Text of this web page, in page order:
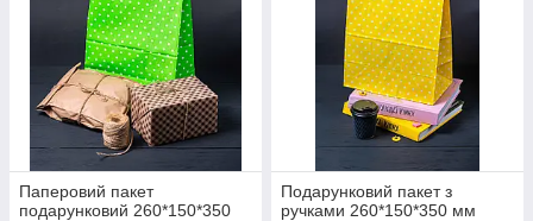
Паперовий пакет
подарунковий 260*150*350
Подарунковий пакет з
ручками 260*150*350 мм